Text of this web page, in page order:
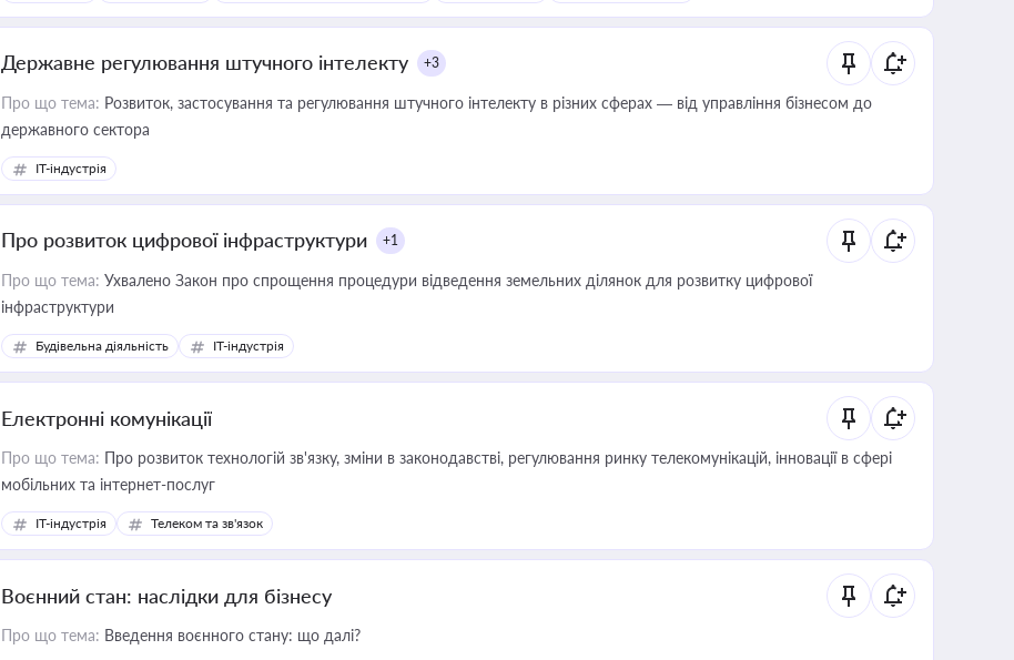
Державне регулювання штучного інтелекту +3
Про що тема: Розвиток, застосування та регулювання штучного інтелекту в різних сферах — від управління бізнесом до
державного сектора
IT-індустрія
Про розвиток цифрової інфраструктури +1
Про що тема: Ухвалено Закон про спрощення процедури відведення земельних ділянок для розвитку цифрової
інфраструктури
Будівельна діяльність IT-індустрія
Електронні комунікації
Про що тема: Про розвиток технологій зв'язку, зміни в законодавстві, регулювання ринку телекомунікацій, інновації в сфері
мобільних та інтернет-послуг
IT-індустрія Телеком та зв'язок
Воєнний стан: наслідки для бізнесу
Про що тема: Введення воєнного стану: що далі?